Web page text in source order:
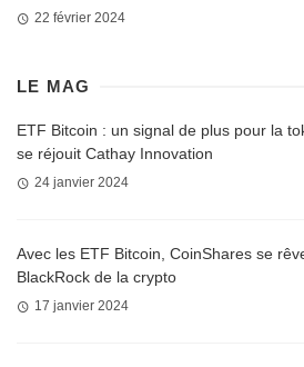
22 février 2024
LE MAG
ETF Bitcoin : un signal de plus pour la
se réjouit Cathay Innovation
24 janvier 2024
Avec les ETF Bitcoin, CoinShares se
BlackRock de la crypto
17 janvier 2024